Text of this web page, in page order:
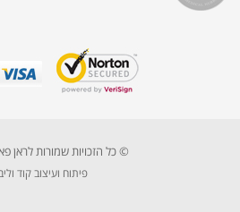
© כל הזכויות שמורות לראן
פיתוח ועיצוב קוד